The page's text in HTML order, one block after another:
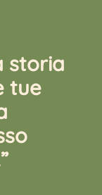
storia
tue